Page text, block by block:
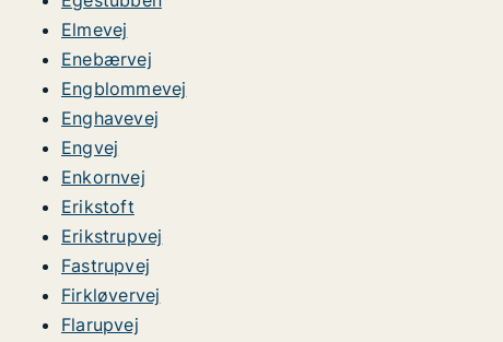
Elmevej
Enebærvej
Engblommevej
Enghavevej
Engvej
Enkornvej
Erikstoft
Erikstrupvej
Fastrupvej
Firkløvervej
Flarupvej